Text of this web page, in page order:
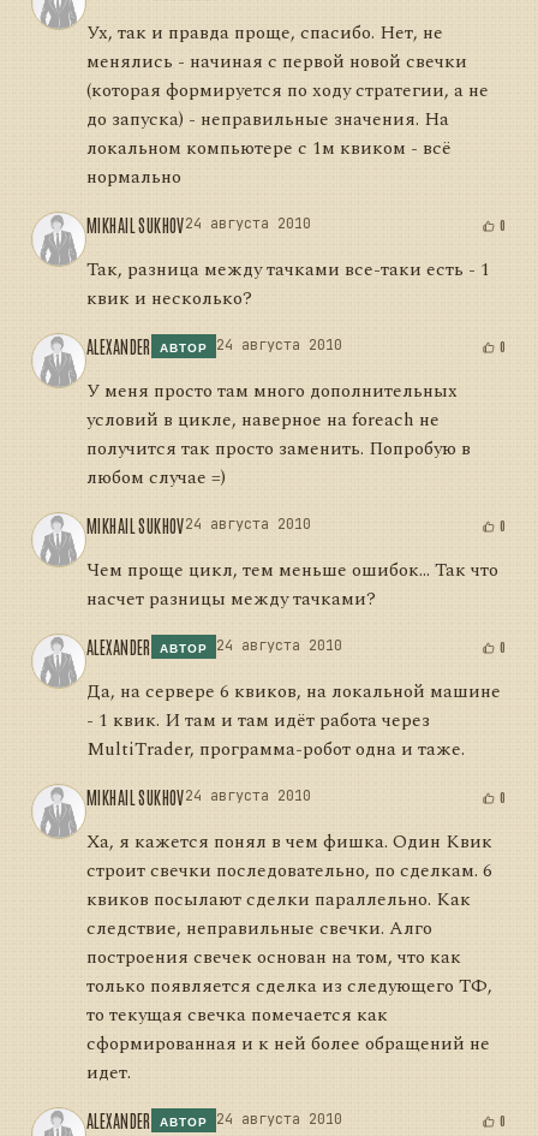
Ух, так и правда проще, спасибо. Нет, не
менялись - начиная с первой новой свечки
(которая формируется по ходу стратегии, а не
до запуска) - неправильные значения. На
локальном компьютере с 1м квиком - всё
нормально
MIKHAIL SUKHOV24 августа 2010 0
Так, разница между тачками все-таки есть - 1
квик и несколько?
ALEXANDER АВТОР 24 августа 2010 0
У меня просто там много дополнительных
условий в цикле, наверное на foreach не
получится так просто заменить. Попробую в
любом случае =)
MIKHAIL SUKHOV24 августа 2010 0
Чем проще цикл, тем меньше ошибок... Так что
насчет разницы между тачками?
ALEXANDER АВТОР 24 августа 2010 0
Да, на сервере 6 квиков, на локальной машине
- 1 квик. И там и там идёт работа через
MultiTrader, программа-робот одна и таже.
MIKHAIL SUKHOV24 августа 2010 0
Ха, я кажется понял в чем фишка. Один Квик
строит свечки последовательно, по сделкам. 6
квиков посылают сделки параллельно. Как
следствие, неправильные свечки. Алго
построения свечек основан на том, что как
только появляется сделка из следующего ТФ,
то текущая свечка помечается как
сформированная и к ней более обращений не
идет.
ALEXANDER АВТОР 24 августа 2010 0